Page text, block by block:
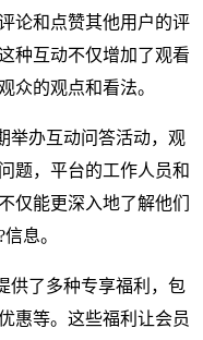
论和点赞其他用户的评
种互动不仅增加了观看
众的观点和看法。
举办互动问答活动，观
题，平台的工作人员和
仅能更深入地了解他们
息。
供了多种专享福利，包
惠等。这些福利让会员